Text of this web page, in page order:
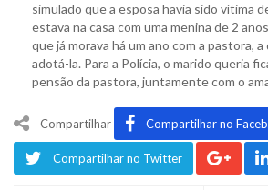
simulado que a esposa havia sido vítima
estava na casa com uma menina de 2
que já morava há um ano com a pastora,
adotá-la. Para a Polícia, o marido queria
pensão da pastora, juntamente com o
Compartilhar Compartilhar no
Compartilhar no Twitter